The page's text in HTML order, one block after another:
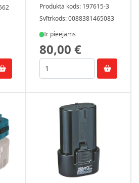
Produkta kods: 197615-3
Svītrkods: 0088381465083
Ir pieejams
80,00 €